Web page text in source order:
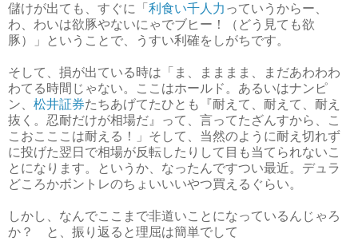
儲けが出ても、すぐに「 利食い千人力 っていうからー、
わ、わいは欲豚やないにゃでブヒー！（どう見ても欲
豚）」ということで、うすい利確をしがちです。
そして、損が出ている時は「ま、まままま、まだあわわわ
わてる時間じゃない。ここはホールド。あるいはナンピ
ン、 松井証券たちあげてたひとも『耐えて、耐えて、耐え
抜く。忍耐だけが相場だ』って、言ってたざんすから、こ
こおこここは耐える！」そして、当然のように耐え切れず
に投げた翌日で相場が反転したりして目も当てられないこ
とになります。というか、なったんですつい最近。デュラ
どころかボントレのちょいいいやつ買えるぐらい。
しかし、なんでここまで非道いことになっているんじゃろ
か？ と、振り返ると理屈は簡単でして